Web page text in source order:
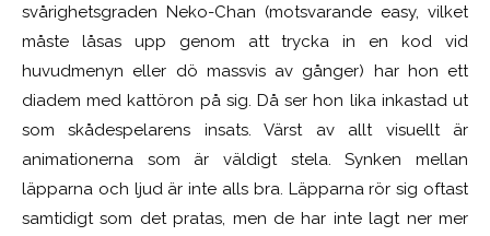
svårighetsgraden Neko-Chan (motsvarande easy, vilket
måste låsas upp genom att trycka in en kod vid
huvudmenyn eller dö massvis av gånger) har hon ett
diadem med kattöron på sig. Då ser hon lika inkastad ut
som skådespelarens insats. Värst av allt visuellt är
animationerna som är väldigt stela. Synken mellan
läpparna och ljud är inte alls bra. Läpparna rör sig oftast
samtidigt som det pratas, men de har inte lagt ner mer